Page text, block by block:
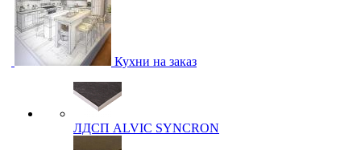
Кухни на заказ
ЛДСП ALVIC SYNCRON